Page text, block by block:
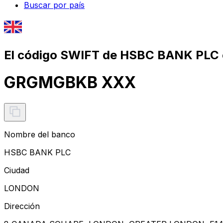
Buscar por país
El código SWIFT de HSBC BANK PLC
GRGMGBKB XXX
Nombre del banco
HSBC BANK PLC
Ciudad
LONDON
Dirección